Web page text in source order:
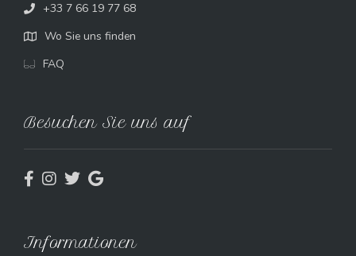
+33 7 66 19 77 68
Wo Sie uns finden
FAQ
Besuchen Sie uns auf
Informationen